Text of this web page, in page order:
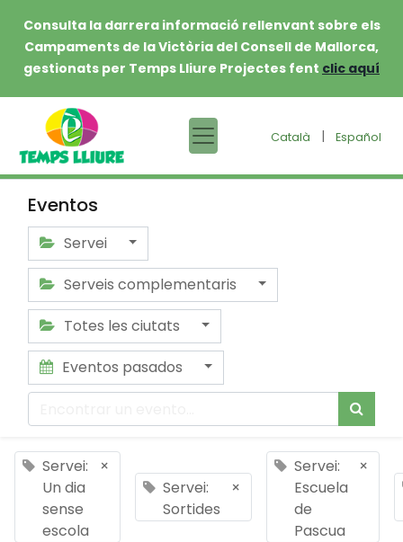
Consulta la darrera informació rellenvant sobre els
Campaments de la Victòria del Consell de Mallorca,
gestionats per Temps Lliure Projectes fent clic aquí
Català | Español
Eventos
Servei
Serveis complementaris
Totes les ciutats
Eventos pasados
Servei:
Un dia
sense
escola
×
Servei:
Sortides
×
Servei:
Escuela
de
Pascua
×